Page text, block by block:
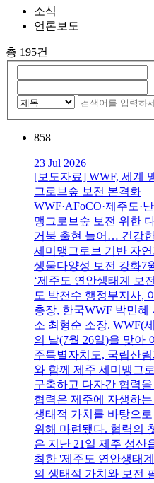
소식
언론보도
총 195건
858
23 Jul 2026
[보도자료] WWF, 세계
그로브숲 보전 본격화
WWF·AFoCO·제주도·
맹그로브숲 보전 위한
거북 출현 늘어… 건강
세미맹그로브 기반 자
생물다양성 보전 강화7
‘제주도 연안생태계 보
도 박천수 행정부지사,
총장, 한국WWF 박민혜
소 최형순 소장. WWF(
의 날(7월 26일)을 맞아
주특별자치도, 국립산
와 함께 제주 세미맹그
구축하고 다자간 협력
협력은 제주에 자생하
생태적 가치를 바탕으
위해 마련됐다. 협력의
은 지난 21일 제주 성산
최한 '제주도 연안생태
의 생태적 가치와 보전